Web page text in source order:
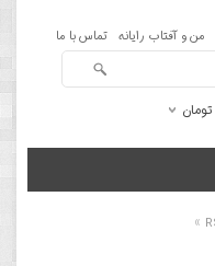
من و آفتاب رایانه تماس با ما
»